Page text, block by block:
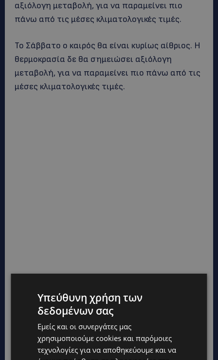
αξιόλογη μεταβολή, για να παραμείνει πιο
πάνω από τις μέσες κλιματολογικές τιμές.
Το Σάββατο ο καιρός θα είναι κυρίως αίθριος. Η
θερμοκρασία δε θα σημειώσει αξιόλογη
μεταβολή, για να παραμείνει πιο πάνω από τις
μέσες κλιματολογικές τιμές.
Υπεύθυνη χρήση των
δεδομένων σας
Εμείς και οι συνεργάτες μας
χρησιμοποιούμε cookies και παρόμοιες
τεχνολογίες για να αποθηκεύουμε και να